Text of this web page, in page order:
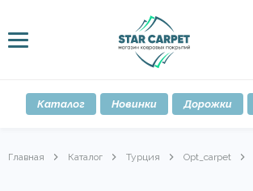
Каталог Новинки Дорожки
Главная Каталог Турция Opt_carpet